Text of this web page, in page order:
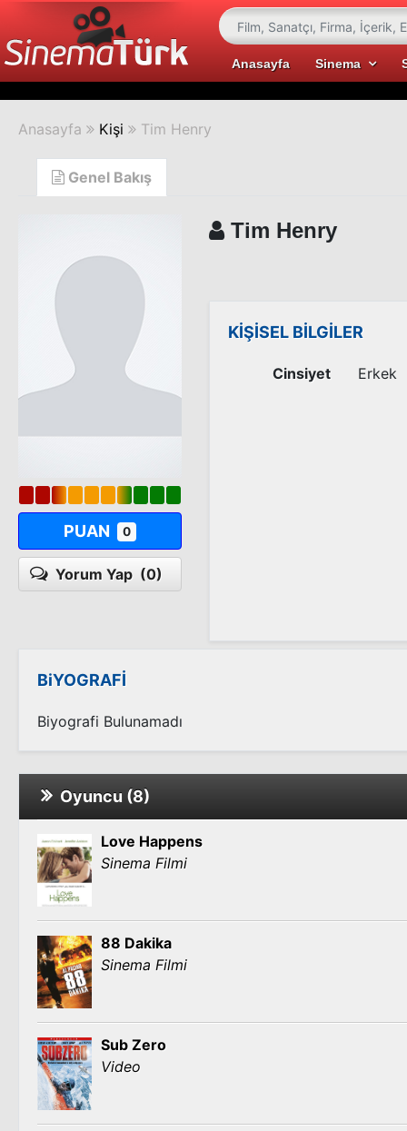
Anasayfa Sinema
Anasayfa Kişi Tim Henry
Genel Bakış
PUAN 0
Yorum Yap (0)
Tim Henry
KİŞİSEL BİLGİLER
Cinsiyet Erkek
BiYOGRAFİ
Biyografi Bulunamadı
Oyuncu (8)
Love Happens
Sinema Filmi
88 Dakika
Sinema Filmi
Sub Zero
Video